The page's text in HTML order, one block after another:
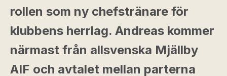
rollen som ny chefstränare för
klubbens herrlag. Andreas kommer
närmast från allsvenska Mjällby
AIF och avtalet mellan parterna